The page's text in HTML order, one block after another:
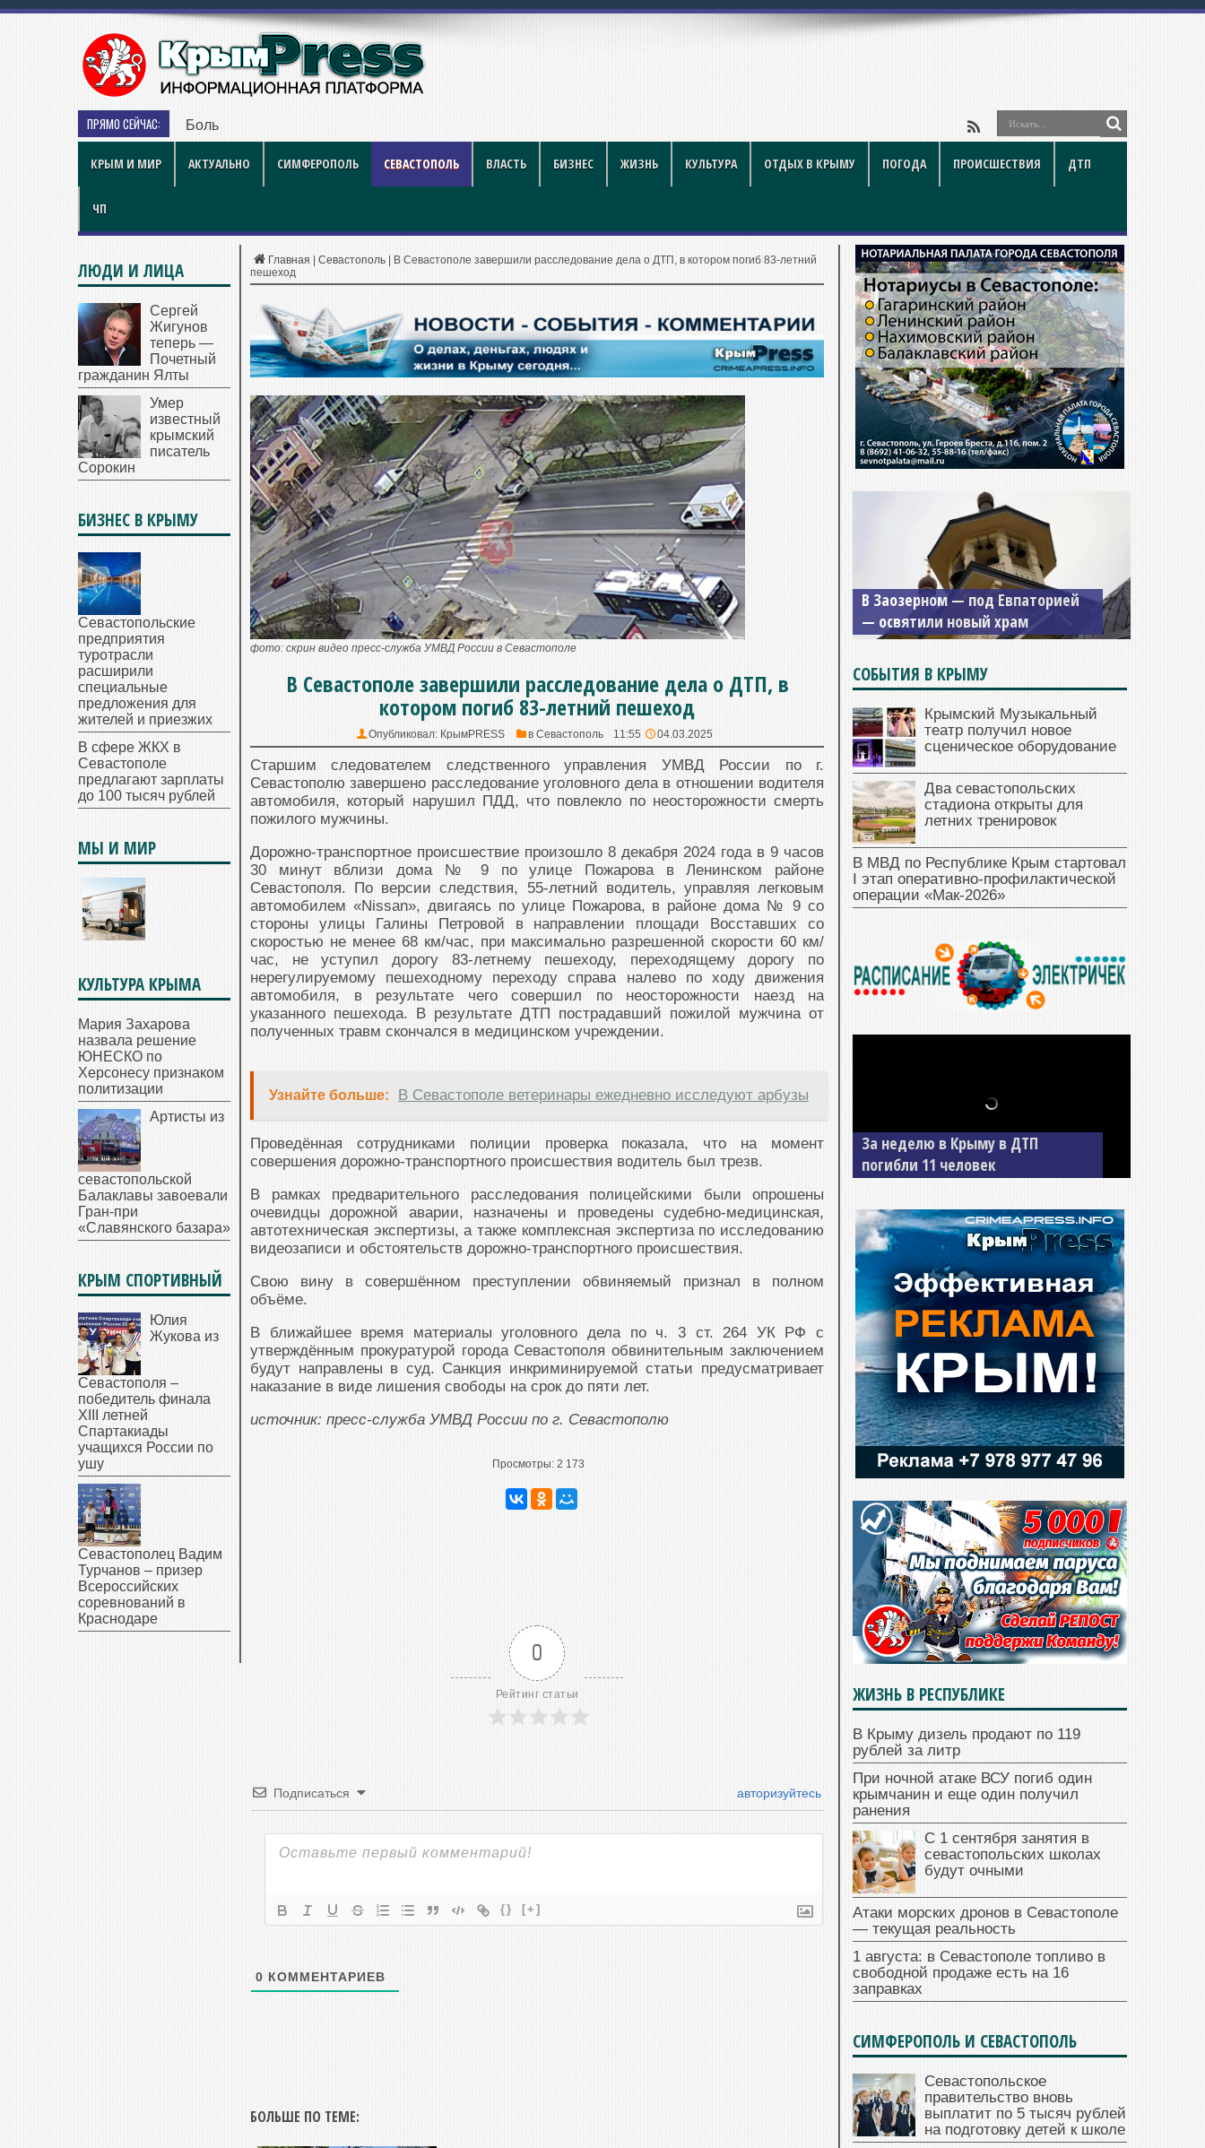
ПРЯМО СЕЙЧАС: Больше чем игра: как британский футбол стал индустрие
КРЫМ И МИР АКТУАЛЬНО СИМФЕРОПОЛЬ СЕВАСТОПОЛЬ ВЛАСТЬ БИЗНЕС ЖИЗНЬ КУЛЬТУРА ОТДЫХ В КРЫМУ ПОГОДА ПРОИСШЕСТВИЯ ДТП
ЧП
Главная Севастополь
В Севастополе завершили расследование дела о ДТП, в котором погиб 83-летний
пешеход
фото: скрин видео пресс-служба УМВД России в Севастополе
В Севастополе завершили расследование дела о ДТП, в
котором погиб 83-летний пешеход
Опубликовал: КрымPRESS в Севастополь 11:55 04.03.2025
Старшим следователем следственного управления УМВД России по г.
Севастополю завершено расследование уголовного дела в отношении водителя
автомобиля, который нарушил ПДД, что повлекло по неосторожности смерть
пожилого мужчины.
Дорожно-транспортное происшествие произошло 8 декабря 2024 года в 9 часов
30 минут вблизи дома № 9 по улице Пожарова в Ленинском районе
Севастополя. По версии следствия, 55-летний водитель, управляя легковым
автомобилем «Nissan», двигаясь по улице Пожарова, в районе дома № 9 со
стороны улицы Галины Петровой в направлении площади Восставших со
скоростью не менее 68 км/час, при максимально разрешенной скорости 60 км/
час, не уступил дорогу 83-летнему пешеходу, переходящему дорогу по
нерегулируемому пешеходному переходу справа налево по ходу движения
автомобиля, в результате чего совершил по неосторожности наезд на
указанного пешехода. В результате ДТП пострадавший пожилой мужчина от
полученных травм скончался в медицинском учреждении.
Узнайте больше: В Севастополе ветеринары ежедневно исследуют арбузы
Проведённая сотрудниками полиции проверка показала, что на момент
совершения дорожно-транспортного происшествия водитель был трезв.
В рамках предварительного расследования полицейскими были опрошены
очевидцы дорожной аварии, назначены и проведены судебно-медицинская,
автотехническая экспертизы, а также комплексная экспертиза по исследованию
видеозаписи и обстоятельств дорожно-транспортного происшествия.
Свою вину в совершённом преступлении обвиняемый признал в полном
объёме.
В ближайшее время материалы уголовного дела по ч. 3 ст. 264 УК РФ с
утверждённым прокуратурой города Севастополя обвинительным заключением
будут направлены в суд. Санкция инкриминируемой статьи предусматривает
наказание в виде лишения свободы на срок до пяти лет.
источник: пресс-служба УМВД России по г. Севастополю
Просмотры: 2 173
0
Рейтинг статьи
Подписаться авторизуйтесь
{} [+]
0 КОММЕНТАРИЕВ
БОЛЬШЕ ПО ТЕМЕ:
ЛЮДИ И ЛИЦА
Сергей
Жигунов
теперь —
Почетный
гражданин Ялты
Умер
известный
крымский
писатель
Сорокин
БИЗНЕС В КРЫМУ
Севастопольские
предприятия
туротрасли
расширили
специальные
предложения для
жителей и приезжих
В сфере ЖКХ в
Севастополе
предлагают зарплаты
до 100 тысяч рублей
МЫ И МИР
КУЛЬТУРА КРЫМА
Мария Захарова
назвала решение
ЮНЕСКО по
Херсонесу признаком
политизации
Артисты из
севастопольской
Балаклавы завоевали
Гран-при
«Славянского базара»
КРЫМ СПОРТИВНЫЙ
Юлия
Жукова из
Севастополя –
победитель финала
XIII летней
Спартакиады
учащихся России по
ушу
Севастополец Вадим
Турчанов – призер
Всероссийских
соревнований в
Краснодаре
В Заозерном — под Евпаторией
— освятили новый храм
СОБЫТИЯ В КРЫМУ
Крымский Музыкальный
театр получил новое
сценическое оборудование
Два севастопольских
стадиона открыты для
летних тренировок
В МВД по Республике Крым стартовал
I этап оперативно‑профилактической
операции «Мак‑2026»
За неделю в Крыму в ДТП
погибли 11 человек
ЖИЗНЬ В РЕСПУБЛИКЕ
В Крыму дизель продают по 119
рублей за литр
При ночной атаке ВСУ погиб один
крымчанин и еще один получил
ранения
С 1 сентября занятия в
севастопольских школах
будут очными
Атаки морских дронов в Севастополе
— текущая реальность
1 августа: в Севастополе топливо в
свободной продаже есть на 16
заправках
СИМФЕРОПОЛЬ И СЕВАСТОПОЛЬ
Севастопольское
правительство вновь
выплатит по 5 тысяч рублей
на подготовку детей к школе